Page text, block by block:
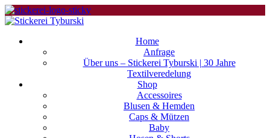
Home
Anfrage
Über uns – Stickerei Tyburski | 30 Jahre
Textilveredelung
Shop
Accessoires
Blusen & Hemden
Caps & Mützen
Baby